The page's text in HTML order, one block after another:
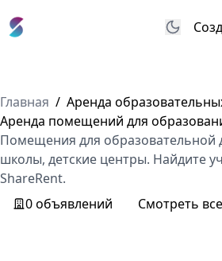
Главная / Аренда
Аренда помещений для
Помещения для образовательной
школы, детские центры. Найдите
ShareRent.
0 объявлений
Смотреть